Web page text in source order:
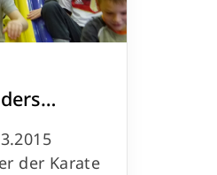
der Karate